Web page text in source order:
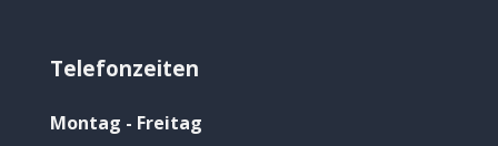
Telefonzeiten
Montag - Freitag